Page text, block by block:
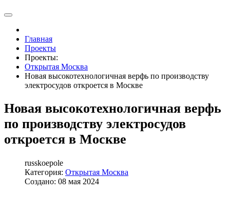
Главная
Проекты
Проекты:
Открытая Москва
Новая высокотехнологичная верфь по производству
электросудов откроется в Москве
Новая высокотехнологичная верфь
по производству электросудов
откроется в Москве
russkoepole
Категория: Открытая Москва
Создано: 08 мая 2024